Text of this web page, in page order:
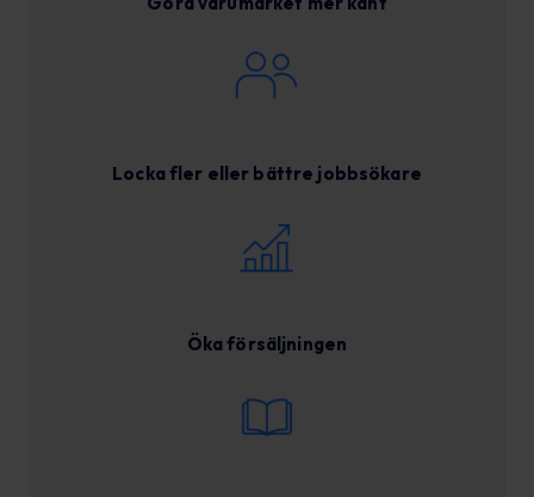
Locka fler eller bättre jobbsökare
Öka försäljningen